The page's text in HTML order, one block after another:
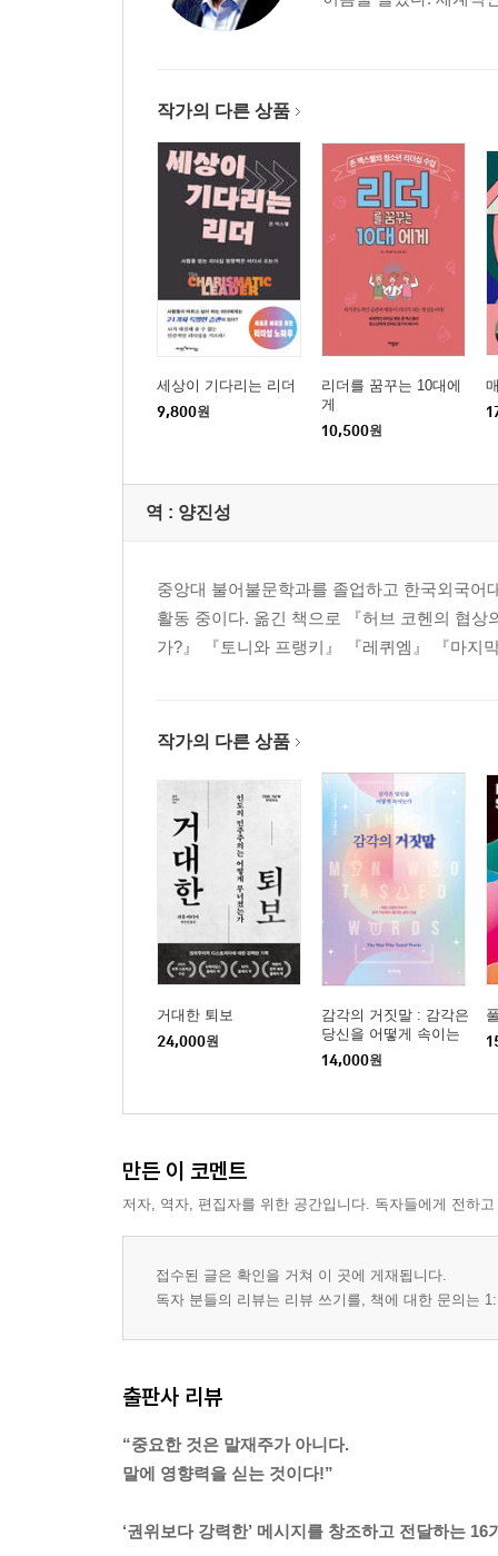
작가의 다른 상품
세상이 기다리는 리더
9,800원
리더를 꿈꾸는 10대에
게
10,500원
역 : 양진성
중앙대 불어불문학과를 졸업하고 한국외국
활동 중이다. 옮긴 책으로 『허브 코헨의 협
가?』 『토니와 프랭키』 『레퀴엠』 『마지
작가의 다른 상품
거대한 퇴보
24,000원
감각의 거짓말 : 감각은
당신을 어떻게 속이는
가
14,000원
만든 이 코멘트
저자, 역자, 편집자를 위한 공간입니다. 독자들에게 전하
접수된 글은 확인을 거쳐 이 곳에 게재됩니다.
독자 분들의 리뷰는 리뷰 쓰기를, 책에 대한 문의는
출판사 리뷰
“중요한 것은 말재주가 아니다.
말에 영향력을 싣는 것이다!”
‘권위보다 강력한’ 메시지를 창조하고 전달하는 16